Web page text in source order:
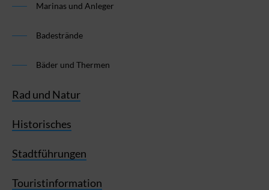
Marinas und Anleger
Badestrände
Bäder und Thermen
Rad und Natur
Historisches
Stadtführungen
Touristinformation